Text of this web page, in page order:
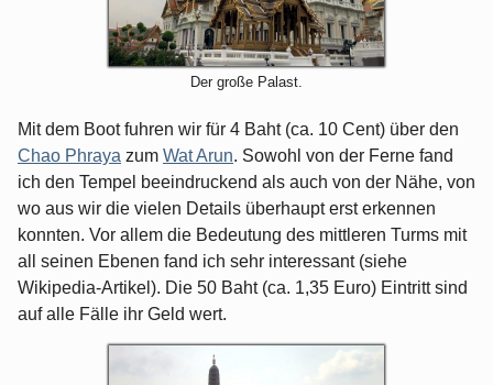
Der große Palast.
Mit dem Boot fuhren wir für 4 Baht (ca. 10 Cent) über den
Chao Phraya zum Wat Arun. Sowohl von der Ferne fand
ich den Tempel beeindruckend als auch von der Nähe, von
wo aus wir die vielen Details überhaupt erst erkennen
konnten. Vor allem die Bedeutung des mittleren Turms mit
all seinen Ebenen fand ich sehr interessant (siehe
Wikipedia-Artikel). Die 50 Baht (ca. 1,35 Euro) Eintritt sind
auf alle Fälle ihr Geld wert.